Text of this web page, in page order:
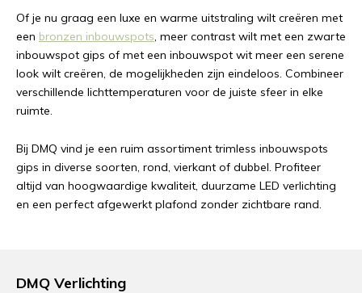
Of je nu graag een luxe en warme uitstraling wilt creëren met
een bronzen inbouwspots, meer contrast wilt met een zwarte
inbouwspot gips of met een inbouwspot wit meer een serene
look wilt creëren, de mogelijkheden zijn eindeloos. Combineer
verschillende lichttemperaturen voor de juiste sfeer in elke
ruimte.
Bij DMQ vind je een ruim assortiment trimless inbouwspots
gips in diverse soorten, rond, vierkant of dubbel. Profiteer
altijd van hoogwaardige kwaliteit, duurzame LED verlichting
en een perfect afgewerkt plafond zonder zichtbare rand.
DMQ Verlichting